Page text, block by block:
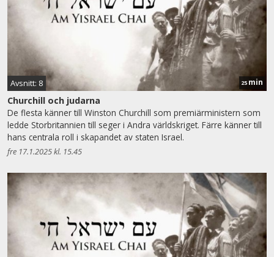
Avsnitt: 8 25 min
Churchill och judarna
De flesta känner till Winston Churchill som premiärministern som
ledde Storbritannien till seger i Andra världskriget. Färre känner till
hans centrala roll i skapandet av staten Israel.
fre 17.1.2025 kl. 15.45